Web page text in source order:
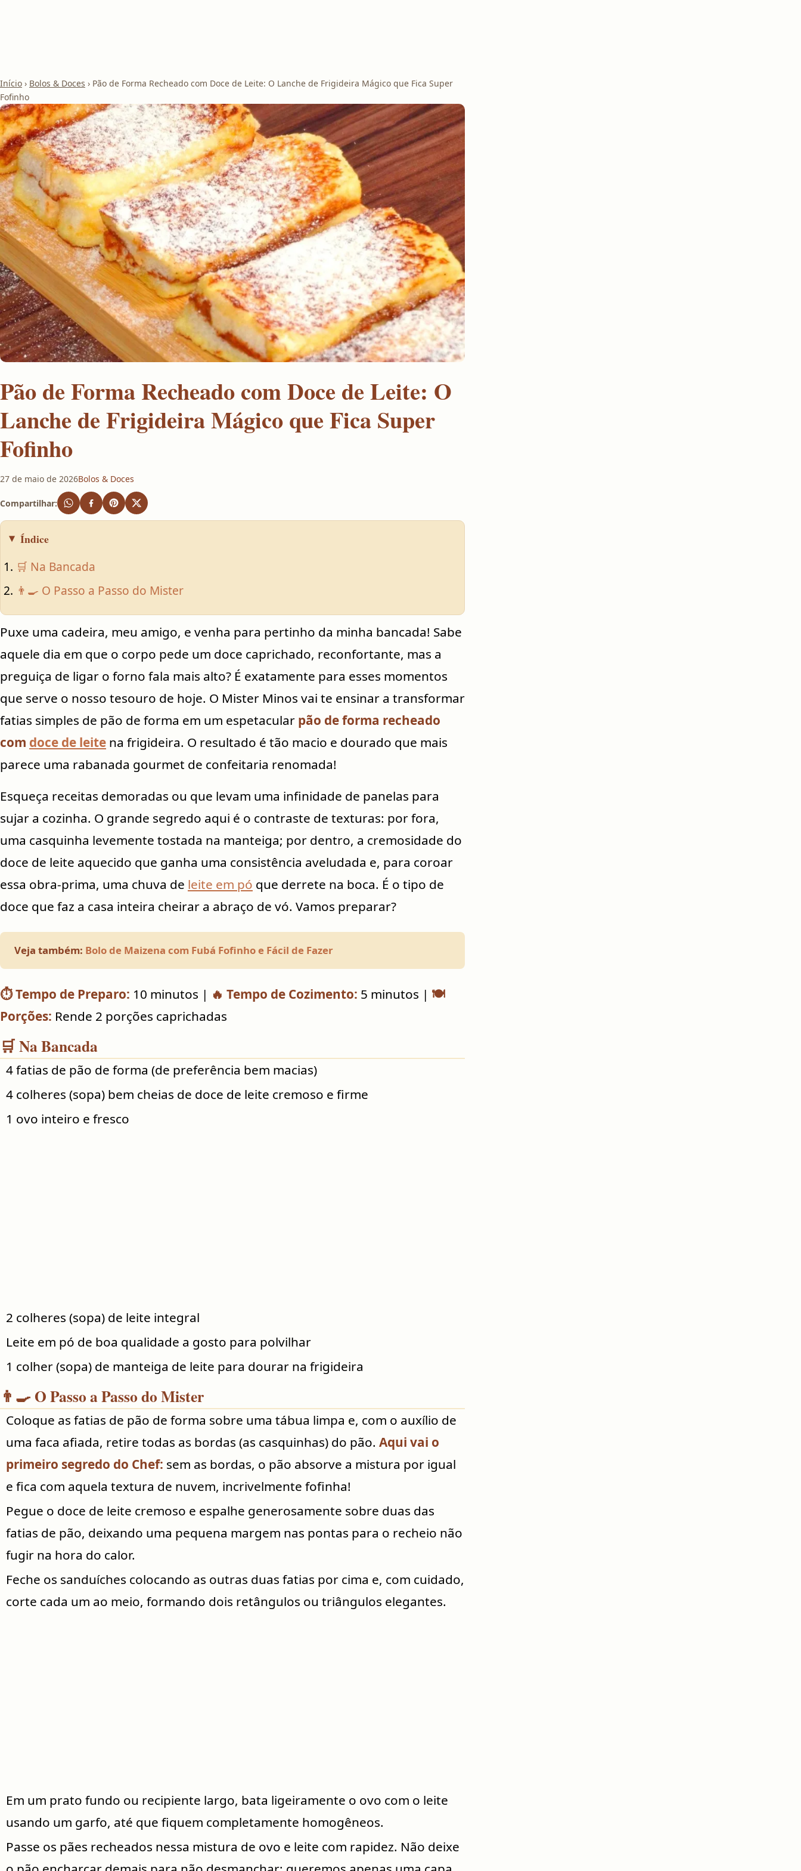
Início › Bolos & Doces › Pão de Forma Recheado com Doce de Leite: O Lanche de Frigideira Mágico que Fica Super
Fofinho
Pão de Forma Recheado com Doce de Leite: O
Lanche de Frigideira Mágico que Fica Super
Fofinho
27 de maio de 2026Bolos & Doces
Compartilhar:
Índice
🛒 Na Bancada
👨‍🍳 O Passo a Passo do Mister
Puxe uma cadeira, meu amigo, e venha para pertinho da minha bancada! Sabe
aquele dia em que o corpo pede um doce caprichado, reconfortante, mas a
preguiça de ligar o forno fala mais alto? É exatamente para esses momentos
que serve o nosso tesouro de hoje. O Mister Minos vai te ensinar a transformar
fatias simples de pão de forma em um espetacular pão de forma recheado
com doce de leite na frigideira. O resultado é tão macio e dourado que mais
parece uma rabanada gourmet de confeitaria renomada!
Esqueça receitas demoradas ou que levam uma infinidade de panelas para
sujar a cozinha. O grande segredo aqui é o contraste de texturas: por fora,
uma casquinha levemente tostada na manteiga; por dentro, a cremosidade do
doce de leite aquecido que ganha uma consistência aveludada e, para coroar
essa obra-prima, uma chuva de leite em pó que derrete na boca. É o tipo de
doce que faz a casa inteira cheirar a abraço de vó. Vamos preparar?
Veja também: Bolo de Maizena com Fubá Fofinho e Fácil de Fazer
⏱️ Tempo de Preparo: 10 minutos | 🔥 Tempo de Cozimento: 5 minutos | 🍽️
Porções: Rende 2 porções caprichadas
🛒 Na Bancada
4 fatias de pão de forma (de preferência bem macias)
4 colheres (sopa) bem cheias de doce de leite cremoso e firme
1 ovo inteiro e fresco
2 colheres (sopa) de leite integral
Leite em pó de boa qualidade a gosto para polvilhar
1 colher (sopa) de manteiga de leite para dourar na frigideira
👨‍🍳 O Passo a Passo do Mister
Coloque as fatias de pão de forma sobre uma tábua limpa e, com o auxílio de
uma faca afiada, retire todas as bordas (as casquinhas) do pão. Aqui vai o
primeiro segredo do Chef: sem as bordas, o pão absorve a mistura por igual
e fica com aquela textura de nuvem, incrivelmente fofinha!
Pegue o doce de leite cremoso e espalhe generosamente sobre duas das
fatias de pão, deixando uma pequena margem nas pontas para o recheio não
fugir na hora do calor.
Feche os sanduíches colocando as outras duas fatias por cima e, com cuidado,
corte cada um ao meio, formando dois retângulos ou triângulos elegantes.
Em um prato fundo ou recipiente largo, bata ligeiramente o ovo com o leite
usando um garfo, até que fiquem completamente homogêneos.
Passe os pães recheados nessa mistura de ovo e leite com rapidez. Não deixe